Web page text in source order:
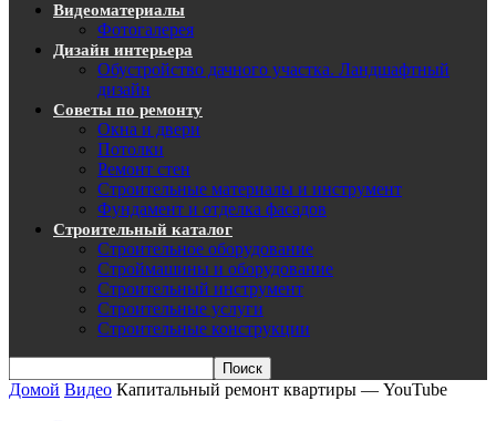
Видеоматериалы
Фотогалерея
Дизайн интерьера
Обустройство дачного участка. Ландшафтный
дизайн
Советы по ремонту
Окна и двери
Потолки
Ремонт стен
Строительные материалы и инструмент
Фундамент и отделка фасадов
Строительный каталог
Строительное оборудование
Строймашины и оборудование
Строительный инструмент
Строительные услуги
Строительные конструкции
Домой Видео Капитальный ремонт квартиры — YouTube